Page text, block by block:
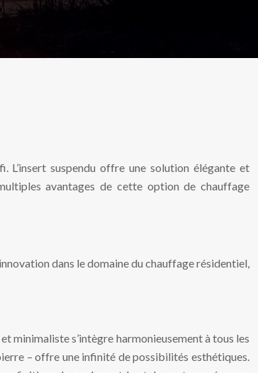
L’insert suspendu offre une solution élégante et
avantages de cette option de chauffage
dans le domaine du chauffage résidentiel,
minimaliste s’intègre harmonieusement à tous les
– offre une infinité de possibilités esthétiques.